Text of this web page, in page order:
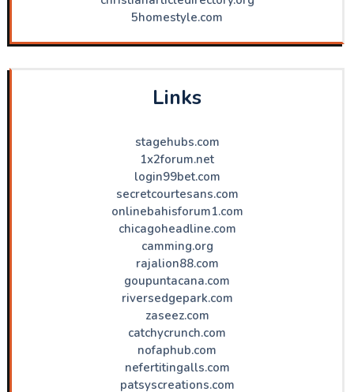
5homestyle.com
Links
stagehubs.com
1x2forum.net
login99bet.com
secretcourtesans.com
onlinebahisforum1.com
chicagoheadline.com
camming.org
rajalion88.com
goupuntacana.com
riversedgepark.com
zaseez.com
catchycrunch.com
nofaphub.com
nefertitingalls.com
patsyscreations.com